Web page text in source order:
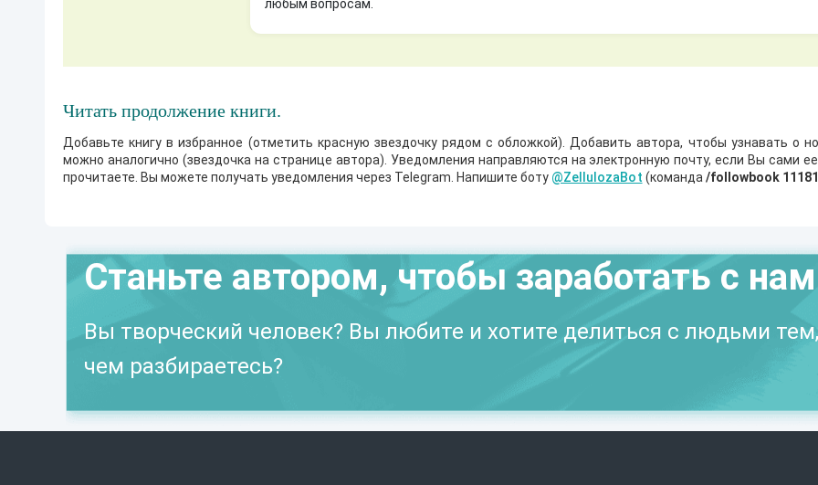
любым вопросам.
Читать продолжение книги.
Добавьте книгу в избранное (отметить красную звездочку рядом с обложкой). Добавить автора, чтобы узнавать о
можно аналогично (звездочка на странице автора). Уведомления направляются на электронную почту, если Вы сами
прочитаете. Вы можете получать уведомления через Telegram. Напишите боту @ZellulozaBot (команда /followbook 11181
Станьте автором, чтобы заработать с
Вы творческий человек? Вы любите и хотите делиться с людьми
чем разбираетесь?